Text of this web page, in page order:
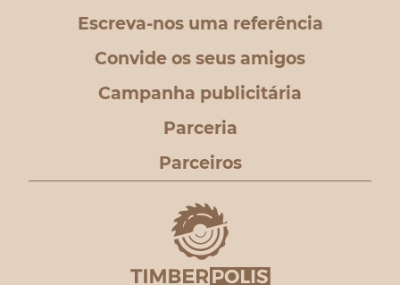
Escreva-nos uma referência
Convide os seus amigos
Campanha publicitária
Parceria
Parceiros